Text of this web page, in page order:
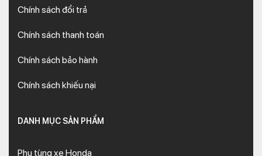
Chính sách đổi trả
Chính sách thanh toán
Chính sách bảo hành
Chính sách khiếu nại
DANH MỤC SẢN PHẨM
Phụ tùng xe Honda